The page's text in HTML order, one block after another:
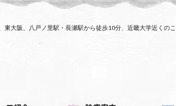
東大阪、八戸ノ里駅・長瀬駅から徒歩10分、近畿大学近くの